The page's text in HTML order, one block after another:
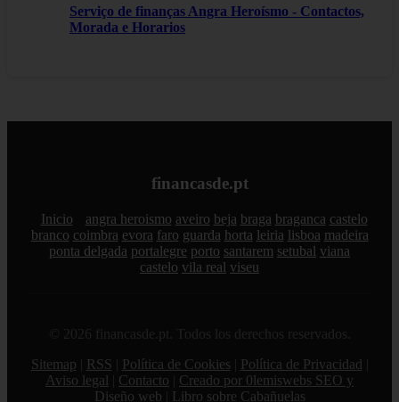
Serviço de finanças Angra Heroísmo - Contactos,
Morada e Horarios
financasde.pt
Inicio angra heroismo aveiro beja braga braganca castelo
branco coimbra evora faro guarda horta leiria lisboa madeira
ponta delgada portalegre porto santarem setubal viana
castelo vila real viseu
© 2026 financasde.pt. Todos los derechos reservados.
Sitemap
RSS Política de Cookies Política de Privacidad
Aviso legal
Contacto
Creado por 0lemiswebs SEO y
Diseño web
Libro sobre Cabañuelas